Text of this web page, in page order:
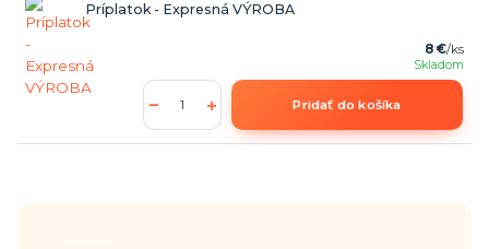
Príplatok - Expresná VÝROBA
8 €/ks
Skladom
Pridať do košíka